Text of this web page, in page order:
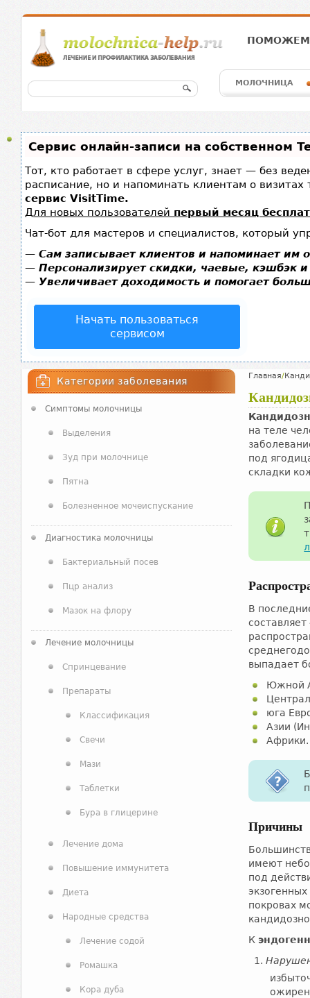
ПОМОЖЕМ
МОЛОЧНИЦА
Сервис онлайн-записи на собственном
Тот, кто работает в сфере услуг, знает — без
расписание, но и напоминать клиентам о
сервис VisitTime.
Для новых пользователей первый месяц
Чат-бот для мастеров и специалистов, который
— Сам записывает клиентов и напоминает им
— Персонализирует скидки, чаевые, кэшбэк
— Увеличивает доходимость и помогает
Начать пользоваться
сервисом
Категории заболевания
Симптомы молочницы
Выделения
Зуд при молочнице
Пятна
Болезненное мочеиспускание
Диагностика молочницы
Бактериальный посев
Пцр анализ
Мазок на флору
Лечение молочницы
Спринцевание
Препараты
Классификация
Свечи
Мази
Таблетки
Бура в глицерине
Лечение дома
Повышение иммунитета
Диета
Народные средства
Лечение содой
Ромашка
Кора дуба
Главная/
на теле
под
складки
В
выпадает
Южной
юга
Азии
Африки.
Причины
имеют
под
покровах
К